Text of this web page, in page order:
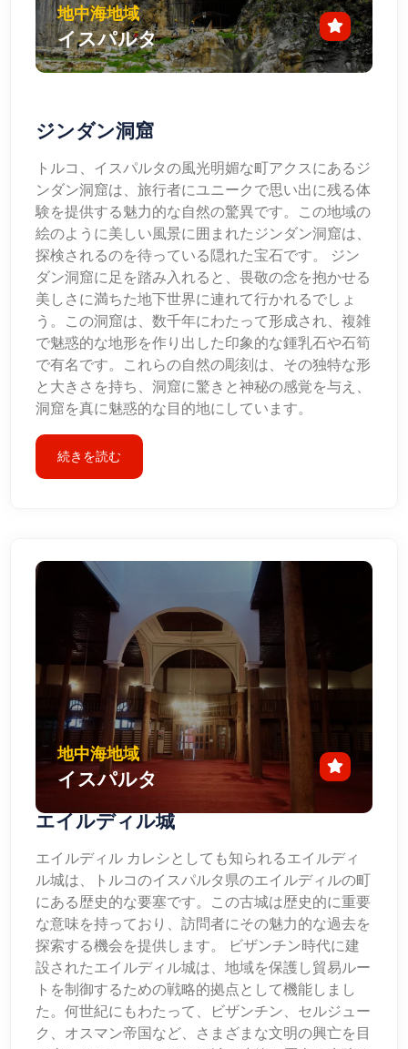
地中海地域
イスパルタ
ジンダン洞窟
トルコ、イスパルタの風光明媚な町アクスにあるジ
ンダン洞窟は、旅行者にユニークで思い出に残る体
験を提供する魅力的な自然の驚異です。この地域の
絵のように美しい風景に囲まれたジンダン洞窟は、
探検されるのを待っている隠れた宝石です。 ジン
ダン洞窟に足を踏み入れると、畏敬の念を抱かせる
美しさに満ちた地下世界に連れて行かれるでしょ
う。この洞窟は、数千年にわたって形成され、複雑
で魅惑的な地形を作り出した印象的な鍾乳石や石筍
で有名です。これらの自然の彫刻は、その独特な形
と大きさを持ち、洞窟に驚きと神秘の感覚を与え、
洞窟を真に魅惑的な目的地にしています。
続きを読む
地中海地域
イスパルタ
エイルディル城
エイルディル カレシとしても知られるエイルディ
ル城は、トルコのイスパルタ県のエイルディルの町
にある歴史的な要塞です。この古城は歴史的に重要
な意味を持っており、訪問者にその魅力的な過去を
探索する機会を提供します。 ビザンチン時代に建
設されたエイルディル城は、地域を保護し貿易ルー
トを制御するための戦略的拠点として機能しまし
た。何世紀にもわたって、ビザンチン、セルジュー
ク、オスマン帝国など、さまざまな文明の興亡を目